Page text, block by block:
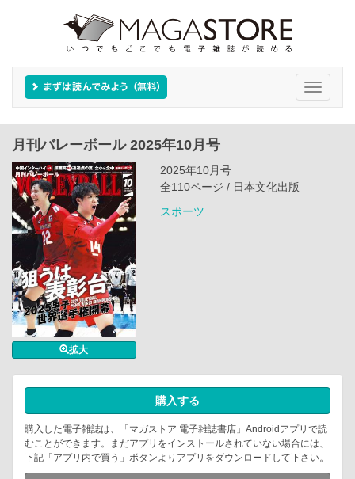
Toggle
月刊バレーボール 2025年10月号
拡大
2025年10月号
全110ページ / 日本文化出版
スポーツ
購入する
購入した電子雑誌は、「マガストア 電子雑誌書店」Androidアプリで読
むことができます。まだアプリをインストールされていない場合には、
下記「アプリ内で買う」ボタンよりアプリをダウンロードして下さい。